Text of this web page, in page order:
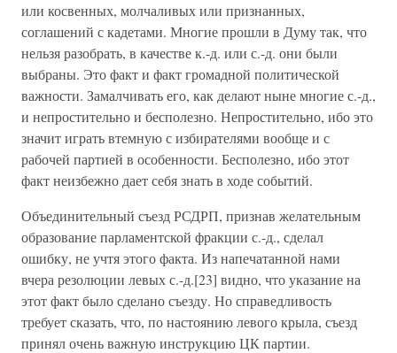
или косвенных, молчаливых или признанных,
соглашений с кадетами. Многие прошли в Думу так, что
нельзя разобрать, в качестве к.-д. или с.-д. они были
выбраны. Это факт и факт громадной политической
важности. Замалчивать его, как делают ныне многие с.-д.,
и непростительно и бесполезно. Непростительно, ибо это
значит играть втемную с избирателями вообще и с
рабочей партией в особенности. Бесполезно, ибо этот
факт неизбежно дает себя знать в ходе событий.
Объединительный съезд РСДРП, признав желательным
образование парламентской фракции с.-д., сделал
ошибку, не учтя этого факта. Из напечатанной нами
вчера резолюции левых с.-д.[23] видно, что указание на
этот факт было сделано съезду. Но справедливость
требует сказать, что, по настоянию левого крыла, съезд
принял очень важную инструкцию ЦК партии.